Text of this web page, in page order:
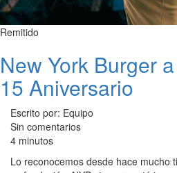
Remitido
New York Burger
15 Aniversario
Escrito por: Equipo
Sin comentarios
4 minutos
Lo reconocemos desde hace mucho